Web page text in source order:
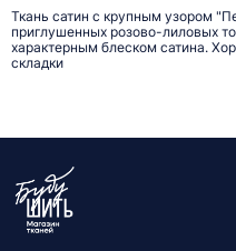
Ткань сатин с крупным узором
приглушенных розово-лиловых
характерным блеском сатина.
складки